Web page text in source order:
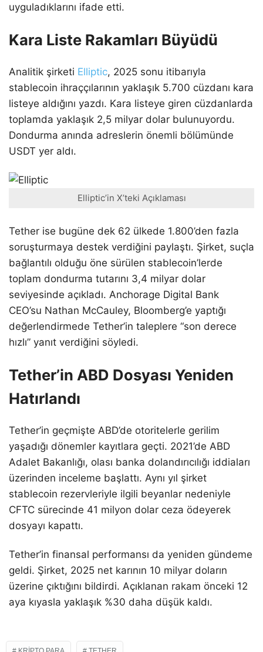
uyguladıklarını ifade etti.
Kara Liste Rakamları Büyüdü
Analitik şirketi Elliptic, 2025 sonu itibarıyla
stablecoin ihraççılarının yaklaşık 5.700 cüzdanı kara
listeye aldığını yazdı. Kara listeye giren cüzdanlarda
toplamda yaklaşık 2,5 milyar dolar bulunuyordu.
Dondurma anında adreslerin önemli bölümünde
USDT yer aldı.
Elliptic’in X’teki Açıklaması
Tether ise bugüne dek 62 ülkede 1.800’den fazla
soruşturmaya destek verdiğini paylaştı. Şirket, suçla
bağlantılı olduğu öne sürülen stablecoin’lerde
toplam dondurma tutarını 3,4 milyar dolar
seviyesinde açıkladı. Anchorage Digital Bank
CEO’su Nathan McCauley, Bloomberg’e yaptığı
değerlendirmede Tether’in taleplere “son derece
hızlı” yanıt verdiğini söyledi.
Tether’in ABD Dosyası Yeniden
Hatırlandı
Tether’in geçmişte ABD’de otoritelerle gerilim
yaşadığı dönemler kayıtlara geçti. 2021’de ABD
Adalet Bakanlığı, olası banka dolandırıcılığı iddiaları
üzerinden inceleme başlattı. Aynı yıl şirket
stablecoin rezervleriyle ilgili beyanlar nedeniyle
CFTC sürecinde 41 milyon dolar ceza ödeyerek
dosyayı kapattı.
Tether’in finansal performansı da yeniden gündeme
geldi. Şirket, 2025 net karının 10 milyar doların
üzerine çıktığını bildirdi. Açıklanan rakam önceki 12
aya kıyasla yaklaşık %30 daha düşük kaldı.